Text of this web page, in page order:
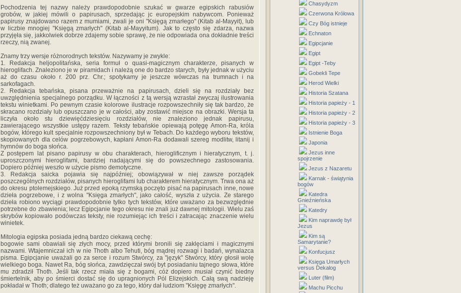
Pochodzenia tej nazwy należy prawdopodobnie szukać w gwarze egipskich rabusiów
grobów, w jakiej mówili o papirusach, sprzedając jc europejskim nabywcom. Ponieważ
papirusy znajdowano razem z mumiami, zwali je oni "Księgą zmarłego" (Kitab al-Mayyit), lub
w liczbie mnogiej "Księgą zmarłych" (Kitab al-Mayyitum). Jak to często się zdarza, nazwa
przyjęła się, jakkolwiek dobrze zdajemy sobie sprawę, że nie odpowiada ona dokładnie treści
rzeczy, nią zwanej.
Znamy trzy wersje różnorodnych tekstów. Nazywamy je zwykle:
1. Redakcja heljopolitańska, seria formuł o quasi-magicznym charakterze, pisanych w
hieroglifach. Znaleziono je w piramidach i należą one do bardzo starych, były jednak w użyciu
aż do czasu około r. 200 prz. Chr.; spotykamy je jeszcze wówczas na trumnach i na
sarkofagach.
2. Redakcja tebańska, pisana przeważnie na papirusach, dzieli się na rozdziały bez
uwzględnienia specjalnego porządku. W łączności z tą wersją wzrastał zwyczaj ilustrowania
tekstu winietkami. Po pewnym czasie kolorowe ilustracje rozpowszechniły się tak bardzo, że
skracano rozdziały lub opuszczano je w całości, aby zostawić miejsce na obrazki. Wersja ta
liczyła około stu dziewięćdziesięciu rozdziałów, nie znaleziono jednak papirusu,
zawierającego wszystkie ustępy razem. Teksty tebańskie opiewają potęgę Amon-Ra, króla
bogów, którego kult specjalnie rozpowszechniony był w Tebach. Do każdego wyboru tekstów,
skopiowanych dla celów pogrzebowych, kapłani Amon-Ra dodawali szereg modlitw, litanij i
hymnów do boga słońca.
Z postępem lat pisano papirusy w obu charakterach, hieroglificznym i hieratycznym, t. j.
uproszczonymi hieroglifami, bardziej nadającymi się do powszechnego zastosowania.
Dopiero później weszło w użycie pismo demotyczne.
3. Redakcja saicka pojawia się najpóźniej; obowiązywał w niej zawsze porządek
poszczególnych rozdziałów, pisanych hieroglifami lub charakterem hieratycznym. Trwa ona aż
do okresu ptolemejskiego. Już przed epoką rzymską poczęto pisać na papirusach inne, nowe
dzieła pogrzebowe, i z wolna "Księga zmarłych", jako całość, wyszła z użycia. Ze starego
dzieła robiono wyciągi prawdopodobnie tylko tych tekstów, które uważano za bezwzględnie
potrzebne do zbawienia; lecz Egipcjanie tego okresu nie znali już dawnej mitologii. Wielu zaś
skrybów kopiowało podówczas teksty, nie rozumiejąc ich treści i zatracając znaczenie wielu
winietek.
Mitologia egipska posiada jedną bardzo ciekawą cechę:
bogowie sami obawiali się złych mocy, przed którymi bronili się zaklęciami i magicznymi
nazwami. Wtajemniczał ich w nie Thoth albo Tehuti, bóg mądrej rozwagi i badań, wynalazca
pisma. Egipcjanie uważali go za serce i rozum Stwórcy, za "język" Stwórcy, który głosił wolę
wielkiego boga. Nawet Ra, bóg słońca, zawdzięczał swój byt posiadaniu tajnego słowa, które
mu zdradził Thoth. Jeśli tak rzecz miała się z bogami, cóż dopiero musiał czynić biedny
śmiertelnik, aby po śmierci dostać się do upragnionych Pól Elizejskich. Całą swą nadzieję
pokładał w Thoth; dlatego też uważano go za tego, który dał ludziom "Księgę zmarłych".
Chasydyzm
Czerwona Królowa
Czy Bóg istnieje
Echnaton
Egipcjanie
Egipt
Egipt -Teby
Gobekli Tepe
Herod Wielki
Historia Szatana
Historia papieży - 1
Historia papieży - 2
Historia papieży - 3
Istnienie Boga
Japonia
Jezus inne
spojrzenie
Jezus z Nazaretu
Karnak - świątynia
bogów
Katedra
Gnieźnieńska
Katedry
Kim naprawdę był
Jezus
Kim są
Samarytanie?
Konfucjusz
Księga Umarłych
versus Dekalog
Luter (film)
Machu Picchu